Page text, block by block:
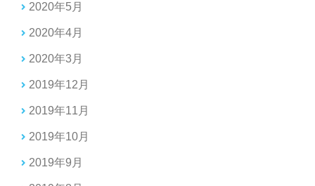
2020年5月
2020年4月
2020年3月
2019年12月
2019年11月
2019年10月
2019年9月